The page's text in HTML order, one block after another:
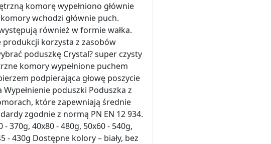
komorę wypełniono głównie
wchodzi głównie puch.
również w formie wałka.
produkcji korzysta z zasobów
poduszkę Crystal? super czysty
komory wypełnione puchem
podpierająca głowę poszycie
poduszki Poduszka z
które zapewniają średnie
zgodnie z normą PN EN 12 934.
370g, 40x80 - 480g, 50x60 - 540g,
- 430g Dostępne kolory – biały, bez